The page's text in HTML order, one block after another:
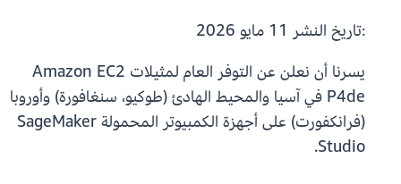
:تاريخ النشر
يسرنا أن نعلن عن التوفر العام لمثيلات Amazon EC2
P4de في آسيا والمحيط الهادئ (طوكيو، سنغافورة) وأوروبا
(فرانكفورت) على أجهزة الكمبيوتر المحمولة SageMaker
Studio.